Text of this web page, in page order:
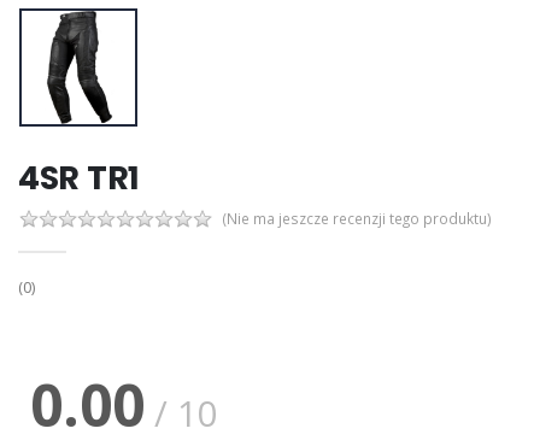
4SR TR1
(Nie ma jeszcze recenzji tego produktu)
(0)
0.00 / 10